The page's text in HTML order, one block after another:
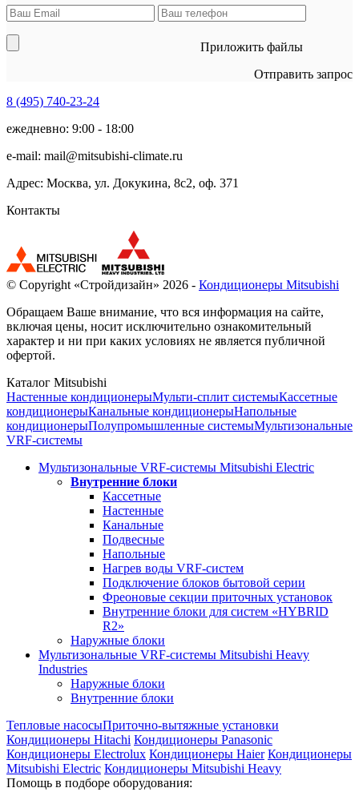
Приложить файлы
Отправить запрос
8 (495) 740-23-24
ежедневно: 9:00 - 18:00
e-mail: mail@mitsubishi-climate.ru
Адрес: Москва, ул. Докукина, 8с2, оф. 371
Контакты
© Copyright «Стройдизайн» 2026 - Кондиционеры Mitsubishi
Обращаем Ваше внимание, что вся информация на сайте,
включая цены, носит исключительно ознакомительный
характер и ни при каких условиях не является публичной
офертой.
Каталог Mitsubishi
Настенные кондиционерыМульти-сплит системыКассетные
кондиционерыКанальные кондиционерыНапольные
кондиционерыПолупромышленные системыМультизональные
VRF-системы
Мультизональные VRF-системы Mitsubishi Electric
Внутренние блоки
Кассетные
Настенные
Канальные
Подвесные
Напольные
Нагрев воды VRF-систем
Подключение блоков бытовой серии
Фреоновые секции приточных установок
Внутренние блоки для систем «HYBRID
R2»
Наружные блоки
Мультизональные VRF-системы Mitsubishi Heavy
Industries
Наружные блоки
Внутренние блоки
Тепловые насосыПриточно-вытяжные установки
Кондиционеры Hitachi Кондиционеры Panasonic
Кондиционеры Electrolux Кондиционеры Haier Кондиционеры
Mitsubishi Electric Кондиционеры Mitsubishi Heavy
Помощь в подборе оборудования: